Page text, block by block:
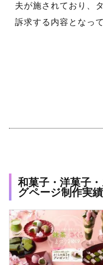
夫が施されており、
訴求する内容となっ
和菓子・洋菓子
グページ制作実績